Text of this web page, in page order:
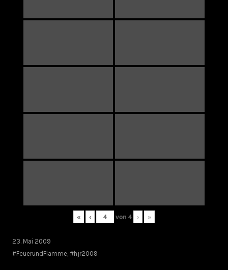
« ‹ von 4 › »
23. Mai 2009
#FeuerundFlamme #hjr2009